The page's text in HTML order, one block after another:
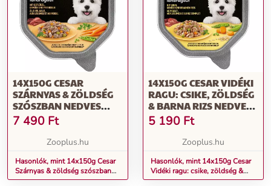
14X150G CESAR
SZÁRNYAS & ZÖLDSÉG
SZÓSZBAN NEDVES
KUTYATÁP
7 490 Ft
Zooplus.hu
Hasonlók, mint 14x150g Cesar
Szárnyas & zöldség szószban
nedves kutyatáp
14X150G CESAR VIDÉKI
RAGU: CSIKE, ZÖLDSÉG
& BARNA RIZS NEDVES
KUTYATÁP
5 190 Ft
Zooplus.hu
Hasonlók, mint 14x150g Cesar
Vidéki ragu: csike, zöldség &
barna rizs nedves kutyatáp